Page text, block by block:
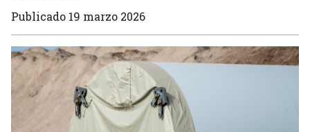
Publicado 19 marzo 2026